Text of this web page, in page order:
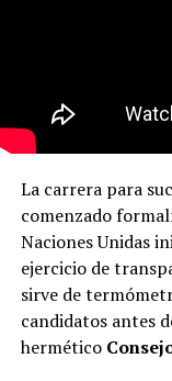
La carrera para
comenzado
Naciones Unidas
ejercicio de
sirve de
candidatos antes
hermético